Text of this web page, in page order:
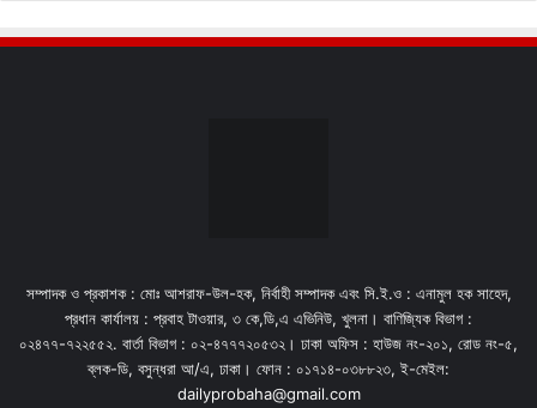
সম্পাদক ও প্রকাশক : মোঃ আশরাফ-উল-হক, নির্বাহী সম্পাদক এবং সি.ই.ও : এনামুল হক সাহেদ,
প্রধান কার্যালয় : প্রবাহ টাওয়ার, ৩ কে,ডি,এ এভিনিউ, খুলনা। বাণিজ্যিক বিভাগ :
০২৪৭৭-৭২২৫৫২. বার্তা বিভাগ : ০২-৪৭৭৭২০৫৩২। ঢাকা অফিস : হাউজ নং-২০১, রোড নং-৫,
ব্লক-ডি, বসুন্ধরা আ/এ, ঢাকা। ফোন : ০১৭১৪-০৩৮৮২৩, ই-মেইল:
dailyprobaha@gmail.com